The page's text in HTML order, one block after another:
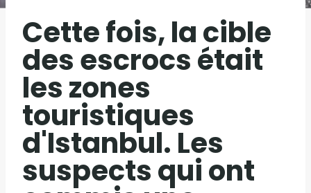
Cette fois, la cible
des escrocs était
les zones
touristiques
d'Istanbul. Les
suspects qui ont